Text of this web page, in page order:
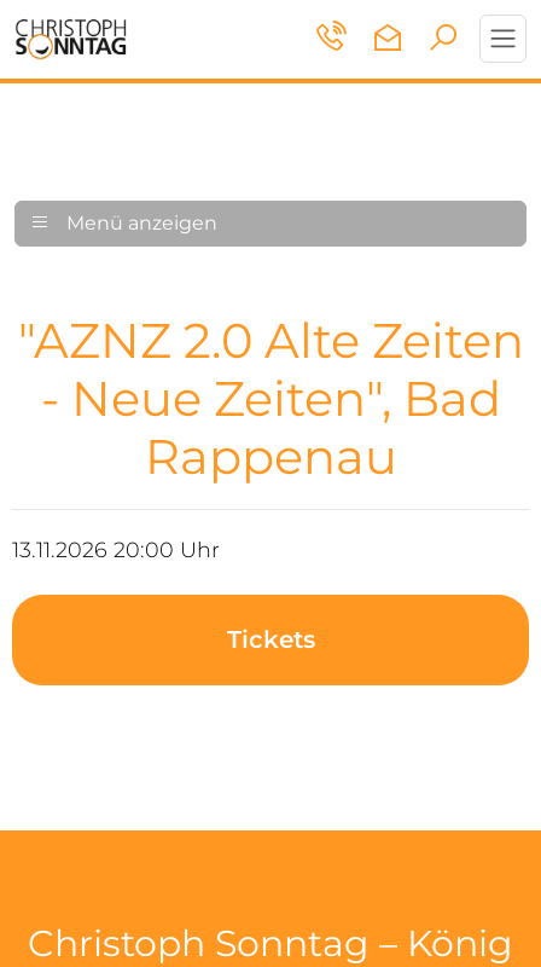
Menü anzeigen
"AZNZ 2.0 Alte Zeiten
- Neue Zeiten", Bad
Rappenau
13.11.2026 20:00 Uhr
Tickets
Christoph Sonntag – König